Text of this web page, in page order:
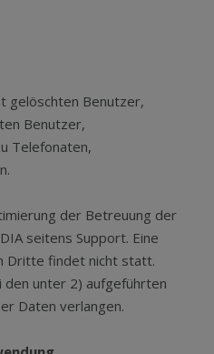
gelöschten Benutzer,
Benutzer,
Telefonaten,
der Betreuung der
seitens Support. Eine
Dritte findet nicht statt.
den unter 2) aufgeführten
Daten verlangen.